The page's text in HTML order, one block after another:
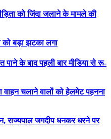
को जिंदा जलाने के मामले की
को बड़ा झटका लगा
पाने के बाद पहली बार मीडिया से रू-
वाहन चलाने वालों को हेलमेट पहनना
राज्यपाल जगदीप धनकर धरने पर